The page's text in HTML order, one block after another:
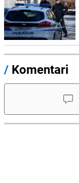
/ Komentari